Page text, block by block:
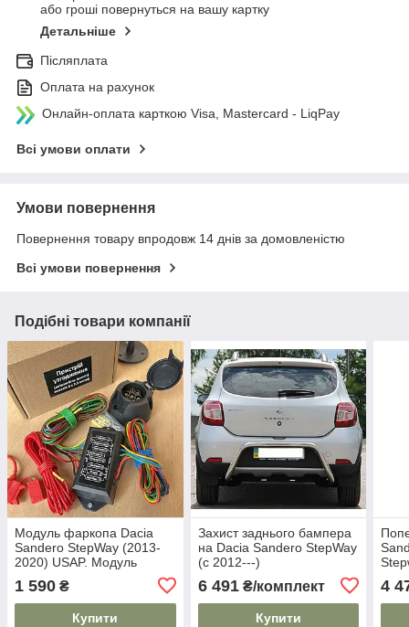
або гроші повернуться на вашу картку
Детальніше
Післяплата
Оплата на рахунок
Онлайн-оплата карткою Visa, Mastercard - LiqPay
Всі умови оплати
Умови повернення
Повернення товару впродовж 14 днів за домовленістю
Всі умови повернення
Подібні товари компанії
Модуль фаркопа Dacia
Sandero StepWay (2013-
2020) USAP. Модуль
1 590 ₴
Купити
Захист заднього бампера
на Dacia Sandero StepWay
(c 2012---)
6 491₴/комплект
Купити
4